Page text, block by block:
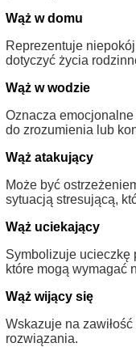
Wąż w domu
Reprezentuje
dotyczyć życia
Wąż w wodzie
Oznacza
do zrozumienia lub
Wąż atakujący
Może być
sytuacją stresującą,
Wąż uciekający
Symbolizuje ucieczkę
które mogą wymagać
Wąż wijący się
Wskazuje na
rozwiązania.